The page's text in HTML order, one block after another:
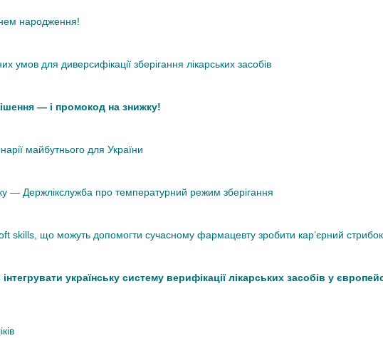
народження!
умов для диверсифікації зберігання лікарських засобів
— і промокод на знижку!
майбутнього для України
— Держлікслужба про температурний режим зберігання
skills, що можуть допомогти сучасному фармацевту зробити кар’єрний стрибок
українську систему верифікації лікарських засобів у